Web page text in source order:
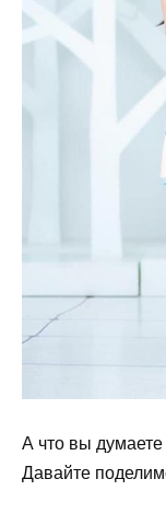
А что вы думаете
Давайте